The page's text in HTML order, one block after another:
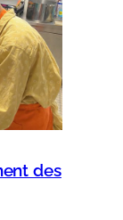
des